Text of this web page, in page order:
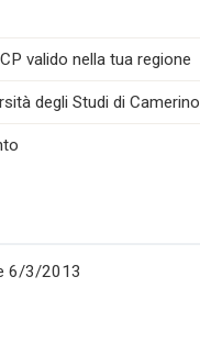
valido nella tua regione
degli Studi di Camerino
6/3/2013